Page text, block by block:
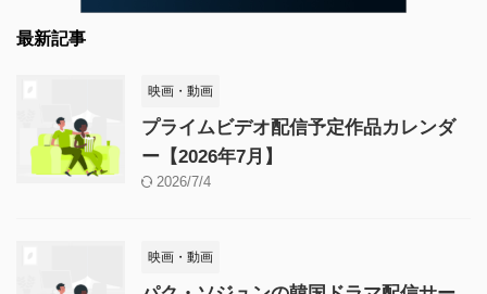
最新記事
映画・動画
プライムビデオ配信予定作品カレンダ
ー【2026年7月】
2026/7/4
映画・動画